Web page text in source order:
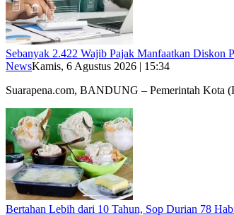
Sebanyak 2.422 Wajib Pajak Manfaatkan Diskon
NewsKamis, 6 Agustus 2026 | 15:34
Suarapena.com, BANDUNG – Pemerintah Kota
Bertahan Lebih dari 10 Tahun, Sop Durian 78